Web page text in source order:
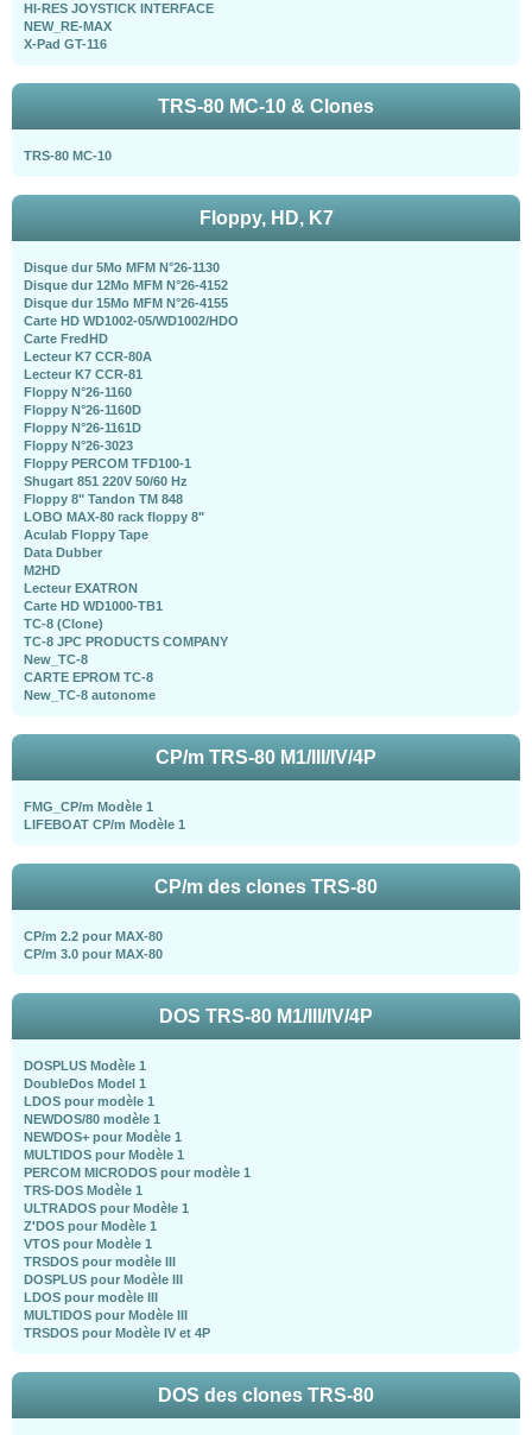
HI-RES JOYSTICK INTERFACE
NEW_RE-MAX
X-Pad GT-116
TRS-80 MC-10 & Clones
TRS-80 MC-10
Floppy, HD, K7
Disque dur 5Mo MFM N°26-1130
Disque dur 12Mo MFM N°26-4152
Disque dur 15Mo MFM N°26-4155
Carte HD WD1002-05/WD1002/HDO
Carte FredHD
Lecteur K7 CCR-80A
Lecteur K7 CCR-81
Floppy N°26-1160
Floppy N°26-1160D
Floppy N°26-1161D
Floppy N°26-3023
Floppy PERCOM TFD100-1
Shugart 851 220V 50/60 Hz
Floppy 8" Tandon TM 848
LOBO MAX-80 rack floppy 8"
Aculab Floppy Tape
Data Dubber
M2HD
Lecteur EXATRON
Carte HD WD1000-TB1
TC-8 (Clone)
TC-8 JPC PRODUCTS COMPANY
New_TC-8
CARTE EPROM TC-8
New_TC-8 autonome
CP/m TRS-80 M1/III/IV/4P
FMG_CP/m Modèle 1
LIFEBOAT CP/m Modèle 1
CP/m des clones TRS-80
CP/m 2.2 pour MAX-80
CP/m 3.0 pour MAX-80
DOS TRS-80 M1/III/IV/4P
DOSPLUS Modèle 1
DoubleDos Model 1
LDOS pour modèle 1
NEWDOS/80 modèle 1
NEWDOS+ pour Modèle 1
MULTIDOS pour Modèle 1
PERCOM MICRODOS pour modèle 1
TRS-DOS Modèle 1
ULTRADOS pour Modèle 1
Z'DOS pour Modèle 1
VTOS pour Modèle 1
TRSDOS pour modèle III
DOSPLUS pour Modèle III
LDOS pour modèle III
MULTIDOS pour Modèle III
TRSDOS pour Modèle IV et 4P
DOS des clones TRS-80